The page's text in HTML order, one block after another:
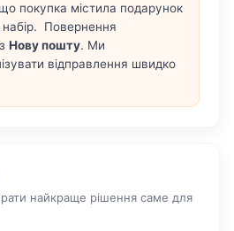
покупка містила подарунок
Повернення
Нову пошту. Ми
відправлення швидко
найкраще рішення саме для